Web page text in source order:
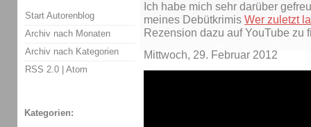
Ich habe mich sehr darüber
meines Debütkrimis Wer zuletzt
Rezension dazu auf YouTube zu
Mittwoch, 29. Februar 2012
Start Autorenblog
Archiv nach Monaten
Archiv nach Kategorien
RSS 2.0 | Atom
Kategorien: